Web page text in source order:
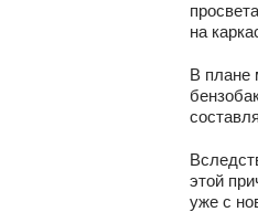
на
В плане
этой
уже с